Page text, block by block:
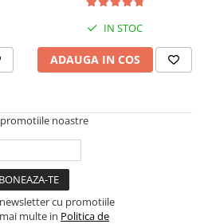
culoare Negru si Transparent
IN STOC
ADAUGA IN COS
noastre
cu promotiile
multe in Politica de